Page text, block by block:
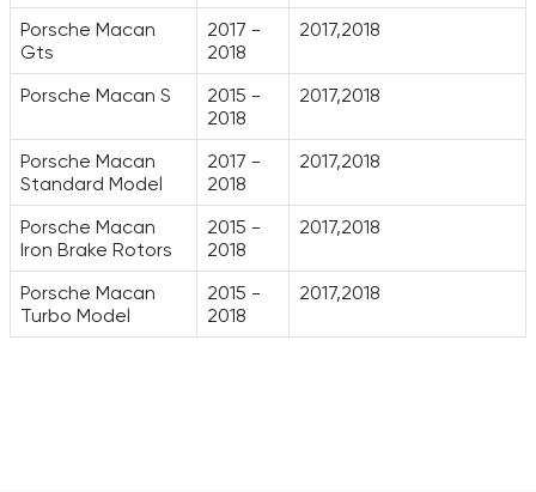
Porsche Macan
Gts
2017 -
2018
2017,2018
Porsche Macan S
2015 -
2018
2017,2018
Porsche Macan
Standard Model
2017 -
2018
2017,2018
Porsche Macan
Iron Brake Rotors
2015 -
2018
2017,2018
Porsche Macan
Turbo Model
2015 -
2018
2017,2018